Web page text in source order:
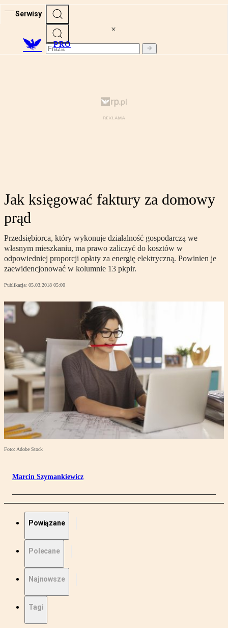
Serwisy
PRO
Jak księgować faktury za domowy
prąd
Przedsiębiorca, który wykonuje działalność gospodarczą we
własnym mieszkaniu, ma prawo zaliczyć do kosztów w
odpowiedniej proporcji opłaty za energię elektryczną. Powinien je
zaewidencjonować w kolumnie 13 pkpir.
Publikacja: 05.03.2018 05:00
Foto: Adobe Stock
Marcin Szymankiewicz
Powiązane
Polecane
Najnowsze
Tagi